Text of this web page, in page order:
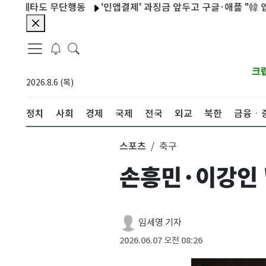
무단행동 '인앱결제' 과징금 앞두고 구글·애플 "韓 앱 생태계
2026.8.6 (목)
크
정치 사회 경제 국제 전국 외교 북한 금융ㆍ
스포츠 축구
손흥민·이강
임세영 기자
2026.06.07 오전 08:26